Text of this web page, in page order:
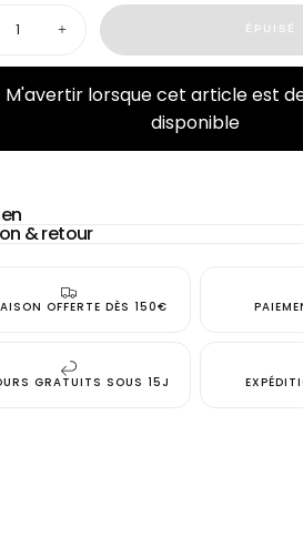
Augmenter
quantité
pour
Débardeur
Double
menthe
ÉPUISÉ
M'avertir lorsque cet article est
disponible
& retour
OFFERTE DÈS 150€
GRATUITS SOUS 15J